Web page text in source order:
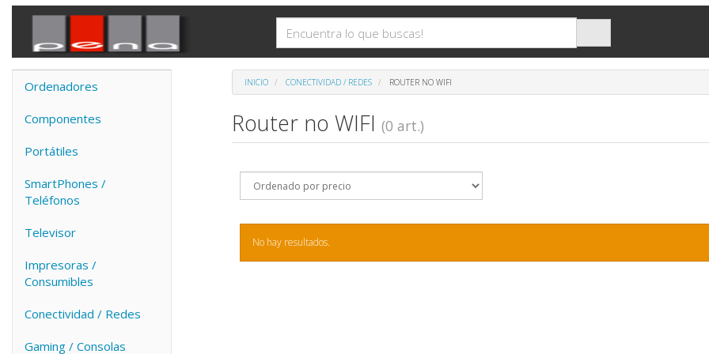
Ordenadores
Componentes
Portátiles
SmartPhones /
Teléfonos
Televisor
Impresoras /
Consumibles
Conectividad / Redes
Gaming / Consolas
INICIO CONECTIVIDAD / REDES ROUTER NO WIFI
Router no WIFI (0 art.)
No hay resultados.